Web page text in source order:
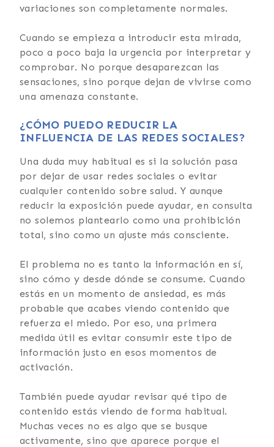
variaciones son completamente normales.
Cuando se empieza a introducir esta mirada,
poco a poco baja la urgencia por interpretar y
comprobar. No porque desaparezcan las
sensaciones, sino porque dejan de vivirse como
una amenaza constante.
¿CÓMO PUEDO REDUCIR LA
INFLUENCIA DE LAS REDES SOCIALES?
Una duda muy habitual es si la solución pasa
por dejar de usar redes sociales o evitar
cualquier contenido sobre salud. Y aunque
reducir la exposición puede ayudar, en consulta
no solemos plantearlo como una prohibición
total, sino como un ajuste más consciente.
El problema no es tanto la información en sí,
sino cómo y desde dónde se consume. Cuando
estás en un momento de ansiedad, es más
probable que acabes viendo contenido que
refuerza el miedo. Por eso, una primera
medida útil es evitar consumir este tipo de
información justo en esos momentos de
activación.
También puede ayudar revisar qué tipo de
contenido estás viendo de forma habitual.
Muchas veces no es algo que se busque
activamente, sino que aparece porque el